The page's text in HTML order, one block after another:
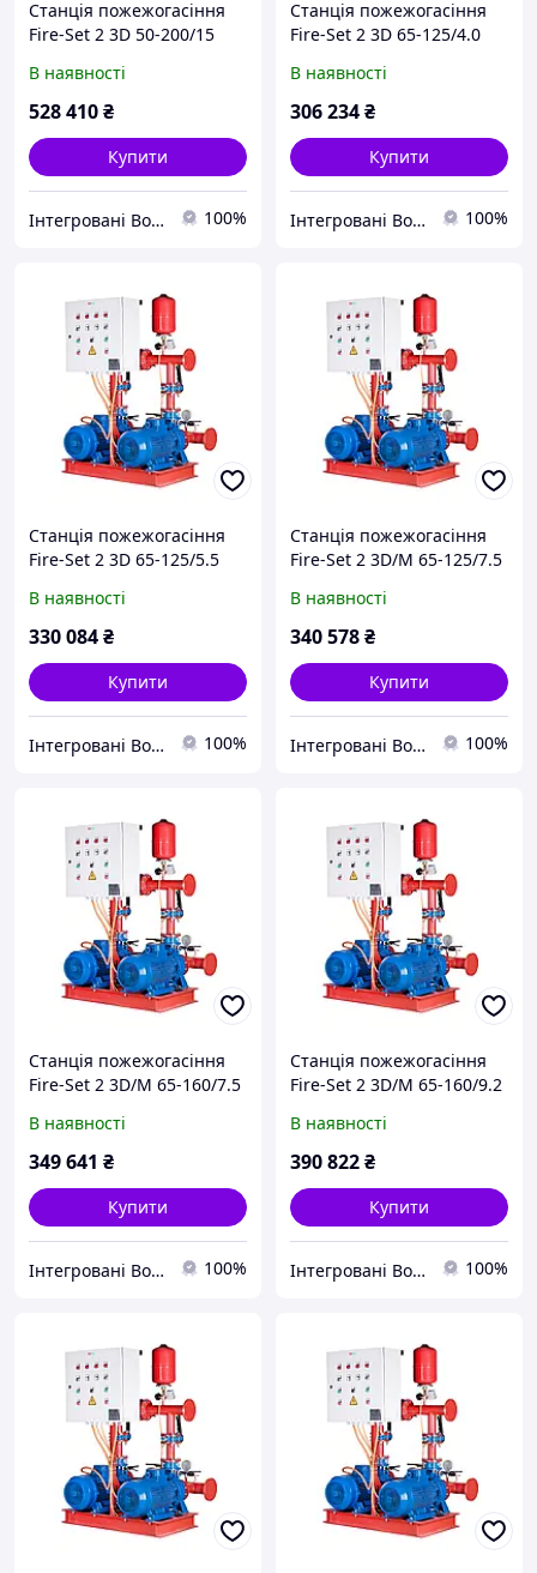
Станція пожежогасіння
Fire-Set 2 3D 50-200/15
(1роб+1рез)
Сертифікована ДСНС
В наявності
528 410₴
Купити
Інтегровані Водні Технології ТОВ 100%
Станція пожежогасіння
Fire-Set 2 3D 65-125/4.0
(1роб+1рез)
Сертифікована ДСНС
В наявності
306 234₴
Купити
Інтегровані Водні Технології ТОВ 100%
Станція пожежогасіння
Fire-Set 2 3D 65-125/5.5
(1роб+1рез)
Сертифікована ДСНС
В наявності
330 084₴
Купити
Інтегровані Водні Технології ТОВ 100%
Станція пожежогасіння
Fire-Set 2 3D/M 65-125/7.5
(1роб+1рез)
Сертифікована ДСНС
В наявності
340 578₴
Купити
Інтегровані Водні Технології ТОВ 100%
Станція пожежогасіння
Fire-Set 2 3D/M 65-160/7.5
(1роб+1рез)
Сертифікована ДСНС
В наявності
349 641 ₴
Купити
Інтегровані Водні Технології ТОВ 100%
Станція пожежогасіння
Fire-Set 2 3D/M 65-160/9.2
(1роб+1рез)
Сертифікована ДСНС
В наявності
390 822₴
Купити
Інтегровані Водні Технології ТОВ 100%